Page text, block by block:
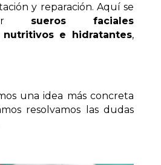
y reparación. Aquí se
sueros faciales
nutritivos e hidratantes,
una idea más concreta
resolvamos las dudas